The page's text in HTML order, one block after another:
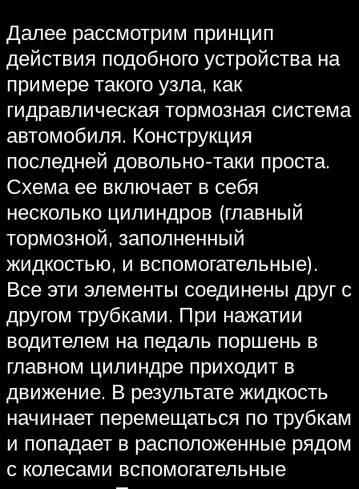
Далее рассмотрим принцип
действия подобного устройства на
примере такого узла, как
гидравлическая тормозная система
автомобиля. Конструкция
последней довольно-таки проста.
Схема ее включает в себя
несколько цилиндров (главный
тормозной, заполненный
жидкостью, и вспомогательные).
Все эти элементы соединены друг с
другом трубками. При нажатии
водителем на педаль поршень в
главном цилиндре приходит в
движение. В результате жидкость
начинает перемещаться по трубкам
и попадает в расположенные рядом
с колесами вспомогательные